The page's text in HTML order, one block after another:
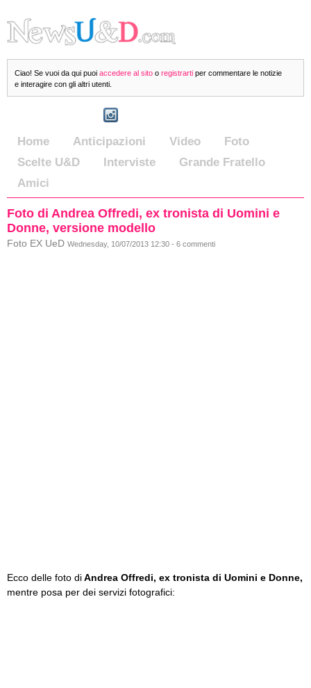
Ciao! Se vuoi da qui puoi accedere al sito o registrarti per commentare le notizie
e interagire con gli altri utenti.
Home Anticipazioni Video
Foto
Scelte U&D
Interviste
Grande Fratello
Amici
Foto di Andrea Offredi, ex tronista di Uomini e
Donne, versione modello
Foto EX UeD Wednesday, 10/07/2013 12:30 - 6 commenti
Ecco delle foto diAndrea Offredi, ex tronista di Uomini e Donne,
mentre posa per dei servizi fotografici: